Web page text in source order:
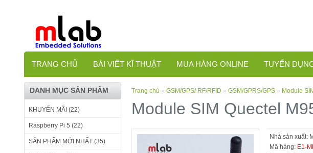
TRANG CHỦ BÀI VIẾT KĨ THUẬT MUA HÀNG ONLINE TUYỂN
DANH MỤC SẢN PHẨM
KHUYẾN MÃI (22)
Raspberry Pi 5 (22)
SẢN PHẨM MỚI NHẤT (35)
Trang chủ » GSM/GPS/ RF/RFID » GSM/GPRS/GPS » Module
Module SIM Quectel
Nhà sản xuất:
Mã hàng: E1-